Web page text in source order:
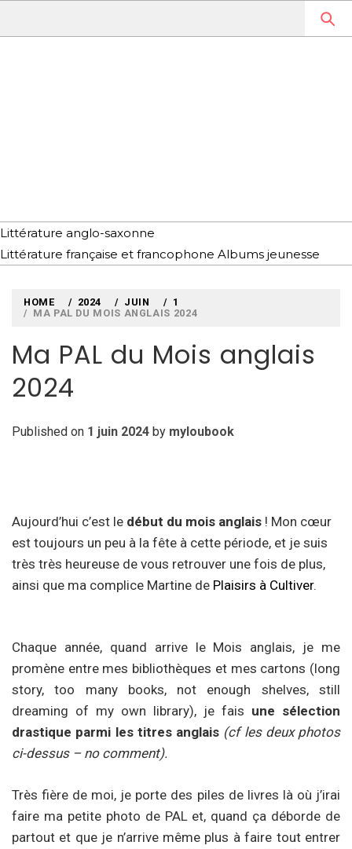
Littérature anglo-saxonne
Littérature française et francophone Albums jeunesse
HOME 2024 JUIN
1
MA PAL DU MOIS ANGLAIS 2024
Ma PAL du Mois anglais
2024
Published on 1 juin 2024 by myloubook
Aujourd’hui c’est le début du mois anglais ! Mon cœur
est toujours un peu à la fête à cette période, et je suis
très très heureuse de vous retrouver une fois de plus,
ainsi que ma complice Martine de Plaisirs à Cultiver.
Chaque année, quand arrive le Mois anglais, je me
promène entre mes bibliothèques et mes cartons (long
story, too many books, not enough shelves, still
dreaming of my own library), je fais une sélection
drastique parmi les titres anglais (cf les deux photos
ci-dessus – no comment).
Très fière de moi, je porte des piles de livres là où j’irai
faire ma petite photo de PAL et, quand ça déborde de
partout et que je n’arrive même plus à faire tout entrer